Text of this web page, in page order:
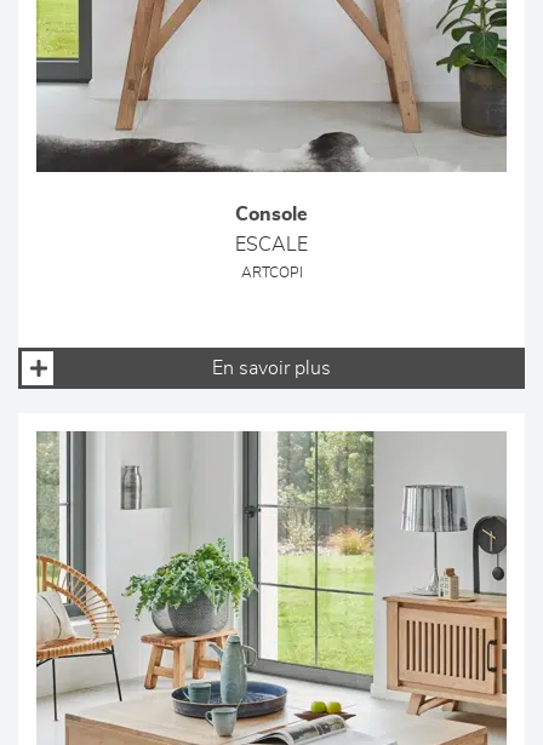
Console
ESCALE
ARTCOPI
En savoir plus